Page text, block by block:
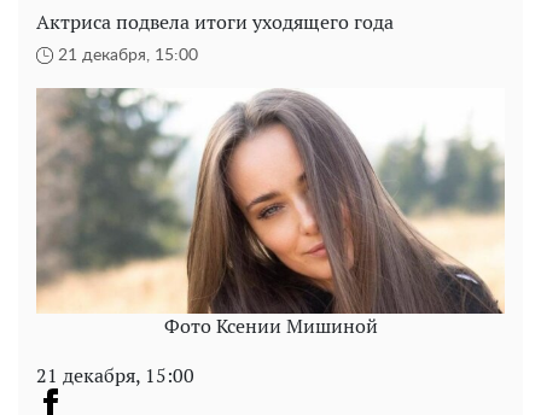
Актриса подвела итоги уходящего года
21 декабря, 15:00
Фото Ксении Мишиной
21 декабря, 15:00